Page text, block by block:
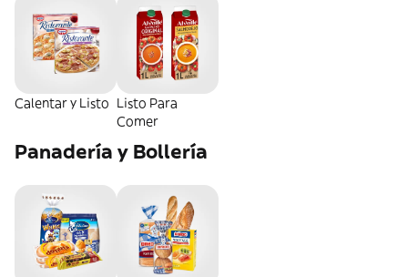
Calentar y Listo Listo Para
Comer
Panadería y Bollería